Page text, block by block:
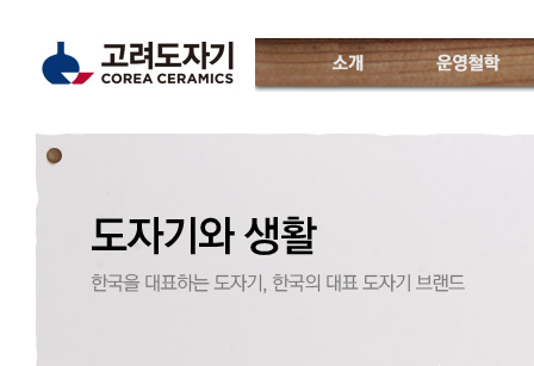
소개 운영철학
CI소개
월별일정
오시는 길